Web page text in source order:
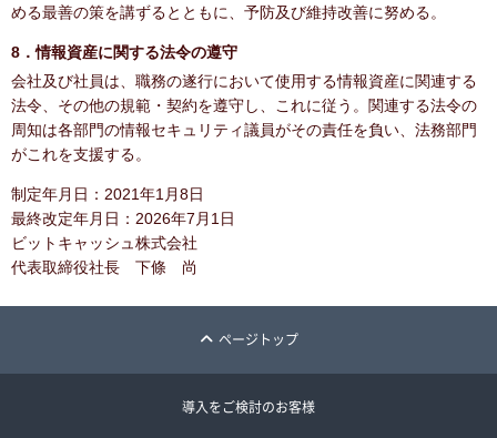
める最善の策を講ずるとともに、予防及び維持改善に努める。
8．情報資産に関する法令の遵守
会社及び社員は、職務の遂行において使用する情報資産に関連する
法令、その他の規範・契約を遵守し、これに従う。関連する法令の
周知は各部門の情報セキュリティ議員がその責任を負い、法務部門
がこれを支援する。
制定年月日：2021年1月8日
最終改定年月日：2026年7月1日
ビットキャッシュ株式会社
代表取締役社長 下條 尚
ページトップ
導入をご検討のお客様